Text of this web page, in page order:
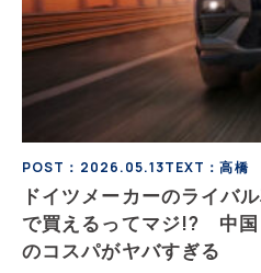
POST：2026.05.13TEXT：高橋
ドイツメーカーのライバ
で買えるってマジ!? 中
のコスパがヤバすぎる